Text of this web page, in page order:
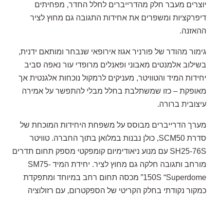
יוצרים מעבר חלק מהדרייברים לחלל החדר, מפחיתים
דיפרקציות ומשפרים את אחידות התגובה גם מחוץ לציר
ההאזנה.
גימור מהודר של פורניר אגוז אירופאי שנבחר ומותאם ידנית,
בשילוב אלמנטים מאבוני ופאנלים מרופדי עור נאפה סביב
יחידות המיד והטוויטר, מעניקים לרמקול נוכחות אלגנטית אך
מאופקת – כזו שמשתלבת בחלל מבלי להתפשר על אמירה
עיצובית ברורה.
מערך הדרייברים מבוסס על משפחת היחידות המוכחת של
סדרת SCM50, כולן נבנות במלואן בתוך החברה. טוויטר
SH25-76S עם מנוע ניאודימיום קומפקטי מספק תחום תדרים
מורחב ותגובה חלקה גם מחוץ לציר. יחידת המיד SM75-
150S “Superdome” מכסה תחום רחב במיוחד ומתפקדת
כמקור נקודתי בחלק הקריטי של הספקטרום, עם רזולוציה